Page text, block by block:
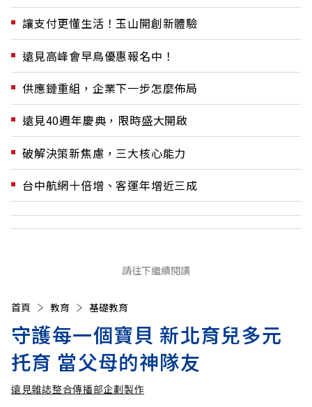
讓支付更懂生活！玉山開創新體驗
遠見高峰會早鳥優惠報名中！
供應鏈重組，企業下一步怎麼佈局
遠見40週年慶典，限時盛大開啟
破解決策新焦慮，三大核心能力
台中航網十倍增、客運年增近三成
請往下繼續閱讀
首頁 教育 基礎教育
守護每一個寶貝 新北育兒多元
托育 當父母的神隊友
遠見雜誌整合傳播部企劃製作